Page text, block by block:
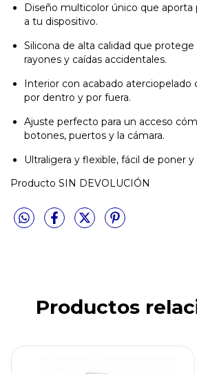
Diseño multicolor único que aporta
a tu dispositivo.
Silicona de alta calidad que
rayones y caídas accidentales.
Interior con acabado
por dentro y por fuera.
Ajuste perfecto para un acceso
botones, puertos y la cámara.
Ultraligera y flexible, fácil de poner y
Producto SIN DEVOLUCIÓN
Productos